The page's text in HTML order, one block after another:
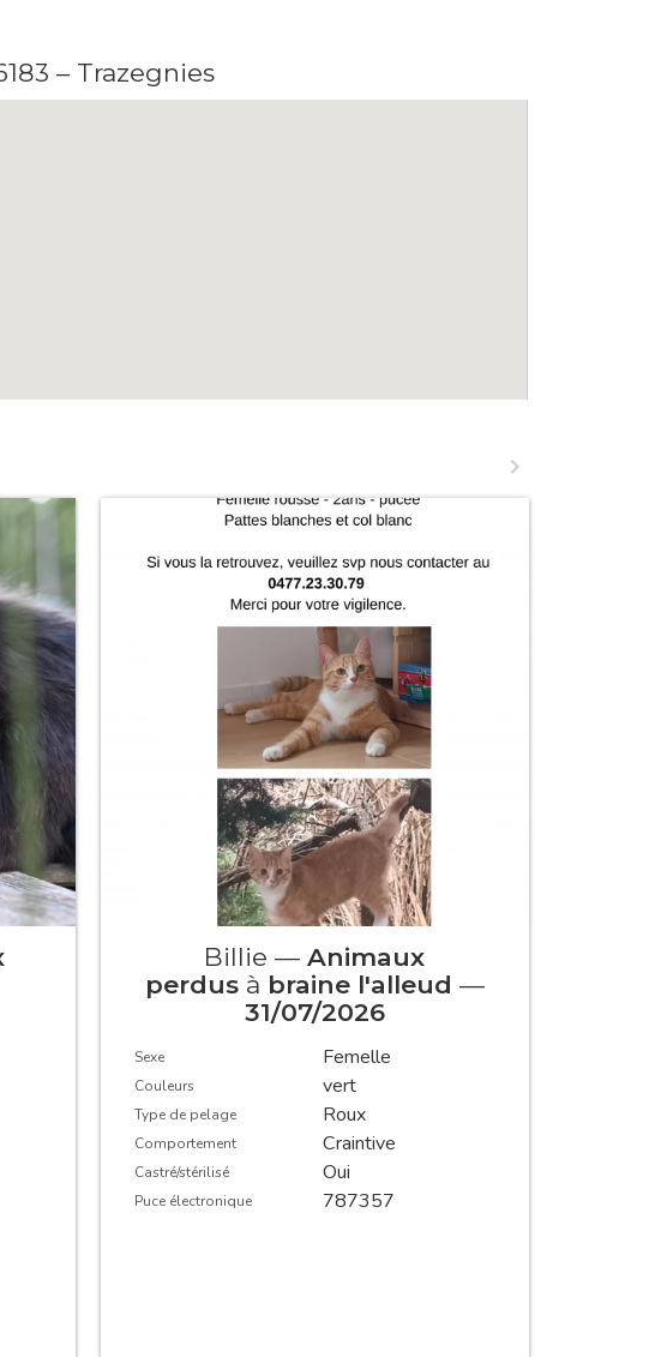
– Trazegnies
Billie —Animaux
perdusà braine l'alleud —
31/07/2026
Sexe Femelle
Couleurs vert
Type de pelage Roux
Comportement Craintive
Castré/stérilisé Oui
Puce électronique 787357